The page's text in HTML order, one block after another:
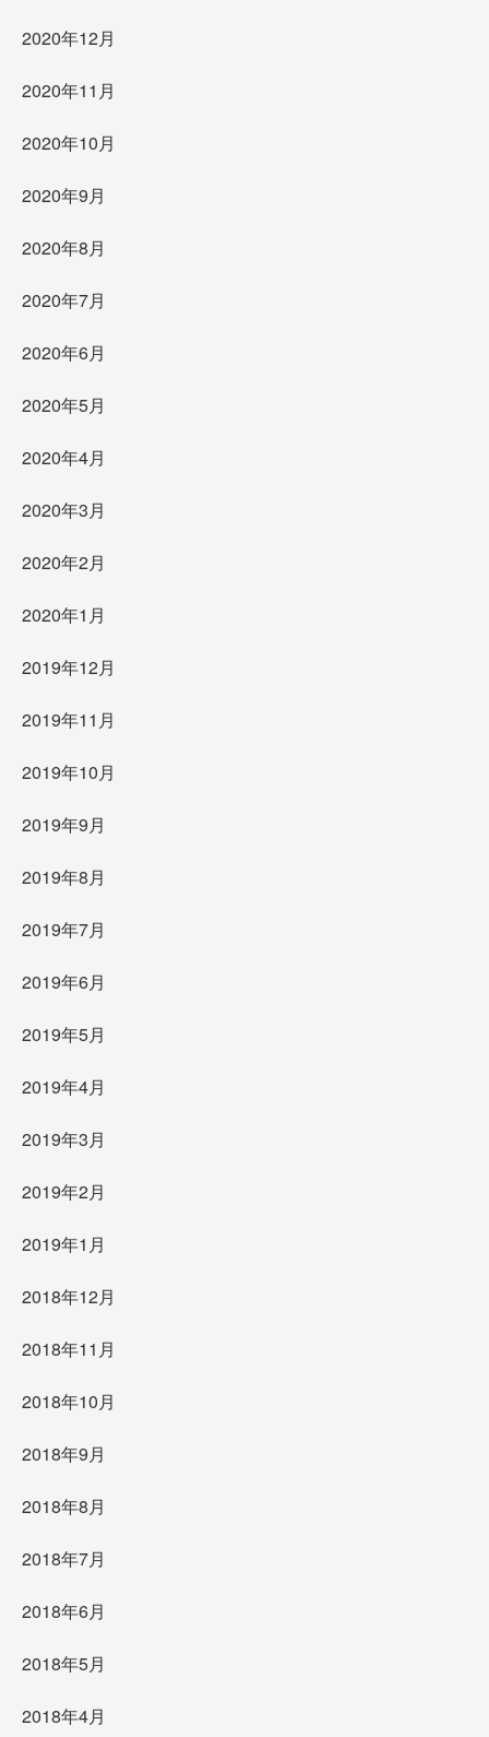
2020年12月
2020年11月
2020年10月
2020年9月
2020年8月
2020年7月
2020年6月
2020年5月
2020年4月
2020年3月
2020年2月
2020年1月
2019年12月
2019年11月
2019年10月
2019年9月
2019年8月
2019年7月
2019年6月
2019年5月
2019年4月
2019年3月
2019年2月
2019年1月
2018年12月
2018年11月
2018年10月
2018年9月
2018年8月
2018年7月
2018年6月
2018年5月
2018年4月